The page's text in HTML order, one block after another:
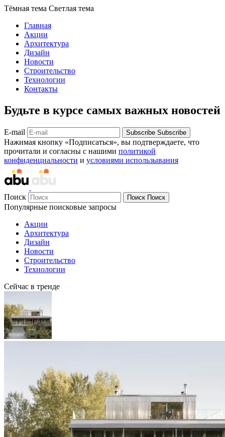
Тёмная тема Светлая тема
Главная
Акции
Архитектура
Дизайн
Новости
Строительство
Технологии
Контакты
Будьте в курсе самых важных новостей
E-mail Subscribe Subscribe
Нажимая кнопку «Подписаться», вы подтверждаете, что
прочитали и согласны с нашими политикой
конфиденциальности и условиями использывания
Поиск Поиск Поиск
Популярные поисковые запросы
Акции
Архитектура
Дизайн
Новости
Строительство
Технологии
Сейчас в тренде